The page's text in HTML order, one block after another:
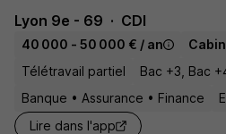
Lyon 9e - 69
CDI
40 000 - 50 000 € / an
Télétravail partiel
Bac +3, Bac
Banque • Assurance • Finance
Lire dans l'app